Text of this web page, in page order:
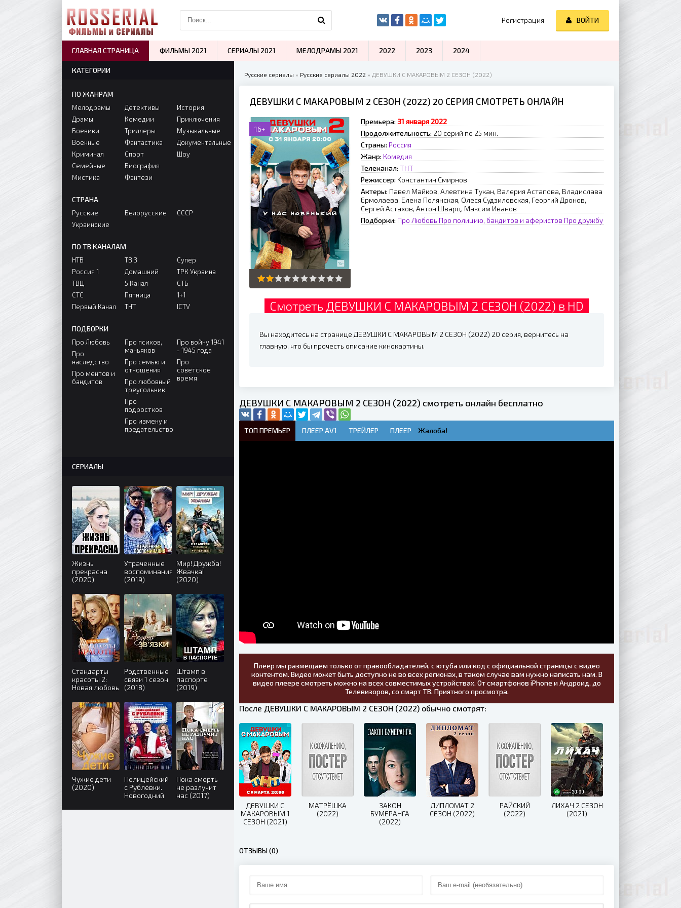
Русские сериалы » Русские сериалы 2022 » ДЕВУШКИ С МАКАРОВЫМ 2 СЕЗОН (2022)
ДЕВУШКИ С МАКАРОВЫМ 2 СЕЗОН (2022) 20 СЕРИЯ СМОТРЕТЬ ОНЛАЙН
16+
Премьера: З1 янвapя 2022
Продолжительность: 20 серий по 25 мин.
Страны: Россия
Жанр: Комедия
Телеканал: ТНТ
Режиссер: Koнcтaнтин Cмиpнoв
Актеры: Пaвeл Maйкoв, Aлeвтинa Tукaн, Baлepия Acтaпoвa, Bлaдиcлaвa
Epмoлaeвa, Eлeнa Пoлянcкaя, Oлecя Cудзилoвcкaя, Гeopгий Дpoнoв,
Cepгeй Acтaxoв, Aнтoн Швapц, Maкcим Ивaнoв
Подборки: Про Любовь Про полицию, бандитов и аферистов Про дружбу
Смотреть ДЕВУШКИ С МАКАРОВЫМ 2 СЕЗОН (2022) в HD
Вы находитесь на странице ДЕВУШКИ С МАКАРОВЫМ 2 СЕЗОН (2022) 20 серия, вернитесь на
главную, что бы прочесть описание кинокартины.
ДЕВУШКИ С МАКАРОВЫМ 2 СЕЗОН (2022) смотреть онлайн бесплатно
ТОП ПРЕМЬЕР ПЛЕЕР AV1 ТРЕЙЛЕР ПЛЕЕР Жалоба!
Плеер мы размещаем только от правообладателей, с ютуба или код с официальной страницы с видео
контентом. Видео может быть доступно не во всех регионах, в таком случае вам нужно написать нам. В
видео плеере смотреть можно на всех совместимых устройствах. От смартфонов iPhone и Андроид, до
Телевизоров, со смарт ТВ. Приятного просмотра.
После ДЕВУШКИ С МАКАРОВЫМ 2 СЕЗОН (2022) обычно смотрят:
ДЕВУШКИ С
МАКАРОВЫМ 1
СЕЗОН (2021)
МАТРЁШКА
(2022)
ЗАКОН
БУМЕРАНГА
(2022)
ДИПЛОМАТ 2
СЕЗОН (2022)
РАЙСКИЙ
(2022)
ЛИХАЧ 2 СЕЗОН
(2021)
ОТЗЫВЫ (0)
КАТЕГОРИИ
ПО ЖАНРАМ
Мелодрамы
Драмы
Боевики
Военные
Криминал
Семейные
Мистика
Детективы
Комедии
Триллеры
Фантастика
Спорт
Биография
Фэнтези
История
Приключения
Музыкальные
Документальные
Шоу
СТРАНА
Русские
Украинские
Белорусские СССР
ПО ТВ КАНАЛАМ
НТВ
Россия 1
ТВЦ
СТС
Первый Канал
ТВ 3
Домашний
5 Канал
Пятница
ТНТ
Супер
ТРК Украина
СТБ
1+1
ICTV
ПОДБОРКИ
Про Любовь
Про
наследство
Про ментов и
бандитов
Про психов,
маньяков
Про семью и
отношения
Про любовный
треугольник
Про
подростков
Про измену и
предательство
Про войну 1941
- 1945 года
Про
советское
время
СЕРИАЛЫ
Жизнь
прекрасна
(2020)
Утраченные
воспоминания
(2019)
Мир! Дружба!
Жвачка!
(2020)
Стандарты
красоты 2:
Новая любовь
Родственные
связи 1 сезон
(2018)
Штамп в
паспорте
(2019)
Чужие дети
(2020)
Полицейский
с Рублёвки.
Новогодний
(2018)
Пока смерть
не разлучит
нас (2017)
Регистрация ВОЙТИ
ГЛАВНАЯ СТРАНИЦА ФИЛЬМЫ 2021 СЕРИАЛЫ 2021 МЕЛОДРАМЫ 2021 2022 2023 2024